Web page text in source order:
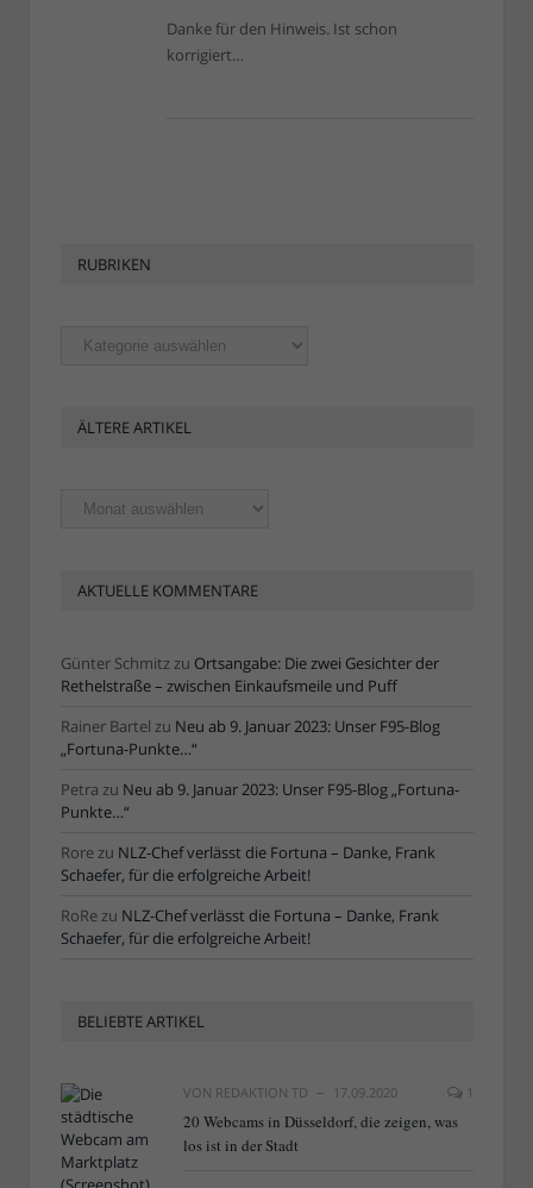
Danke für den Hinweis. Ist schon
korrigiert…
RUBRIKEN
Rubriken
ÄLTERE ARTIKEL
Ältere
Artikel
AKTUELLE KOMMENTARE
Günter Schmitzzu Ortsangabe: Die zwei Gesichter der
Rethelstraße – zwischen Einkaufsmeile und Puff
Rainer Bartel zu Neu ab 9. Januar 2023: Unser F95-Blog
„Fortuna-Punkte…“
Petra zu Neu ab 9. Januar 2023: Unser F95-Blog „Fortuna-
Punkte…“
Rorezu NLZ-Chef verlässt die Fortuna – Danke, Frank
Schaefer, für die erfolgreiche Arbeit!
RoRezu NLZ-Chef verlässt die Fortuna – Danke, Frank
Schaefer, für die erfolgreiche Arbeit!
BELIEBTE ARTIKEL
VON REDAKTION TD 17.09.2020 1
20 Webcams in Düsseldorf, die zeigen, was
los ist in der Stadt